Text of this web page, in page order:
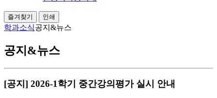
즐겨찾기 인쇄
학과소식공지&뉴스
공지&뉴스
[공지] 2026-1학기 중간강의평가 실시 안내